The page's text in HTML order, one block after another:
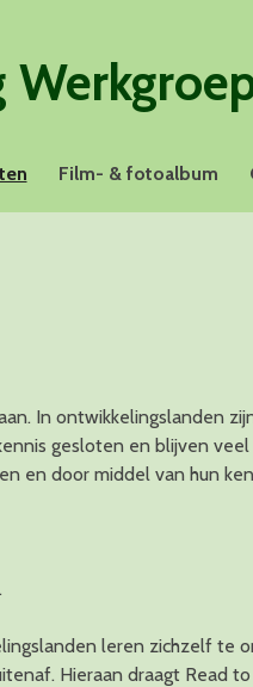
Film- & fotoalbum
In ontwikkelingslanden
gesloten en blijven
door middel van hun
leren zichzelf te
Hieraan draagt Read